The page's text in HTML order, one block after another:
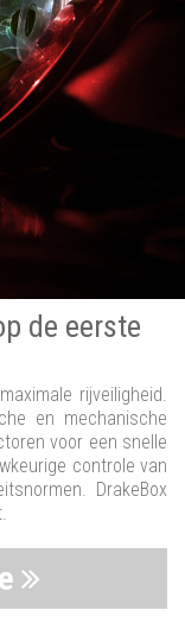
de eerste
rijveiligheid.
en mechanische
voor een snelle
controle van
DrakeBox